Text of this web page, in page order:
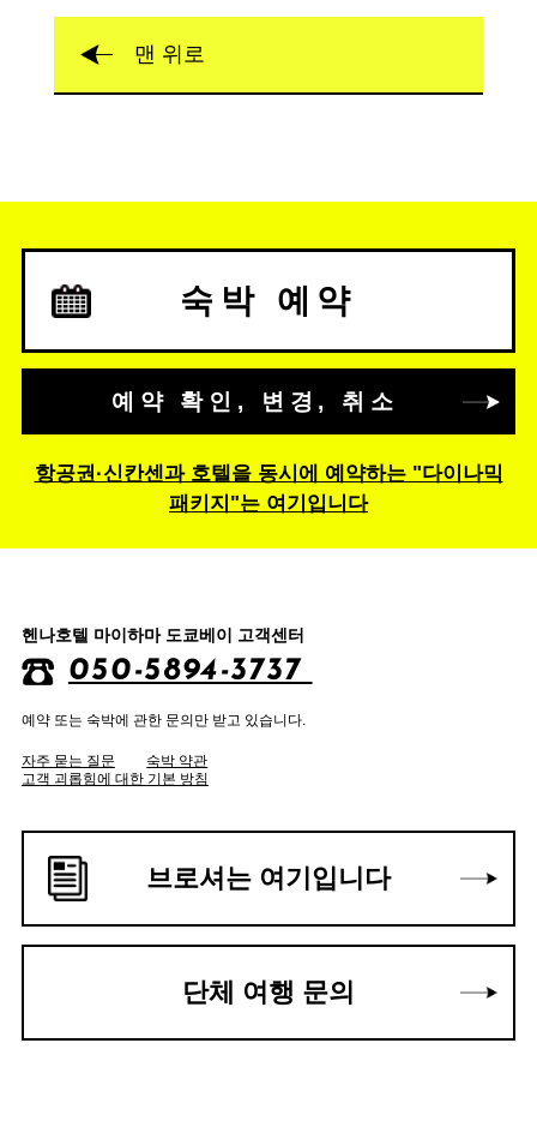
맨 위로
숙박 예약
예약 확인, 변경, 취소
항공권·신칸센과 호텔을 동시에 예약하는 "다이나믹
패키지"는 여기입니다
헨나호텔 마이하마 도쿄베이 고객센터
050-5894-3737
예약 또는 숙박에 관한 문의만 받고 있습니다.
자주 묻는 질문
숙박 약관
고객 괴롭힘에 대한 기본 방침
브로셔는 여기입니다
단체 여행 문의